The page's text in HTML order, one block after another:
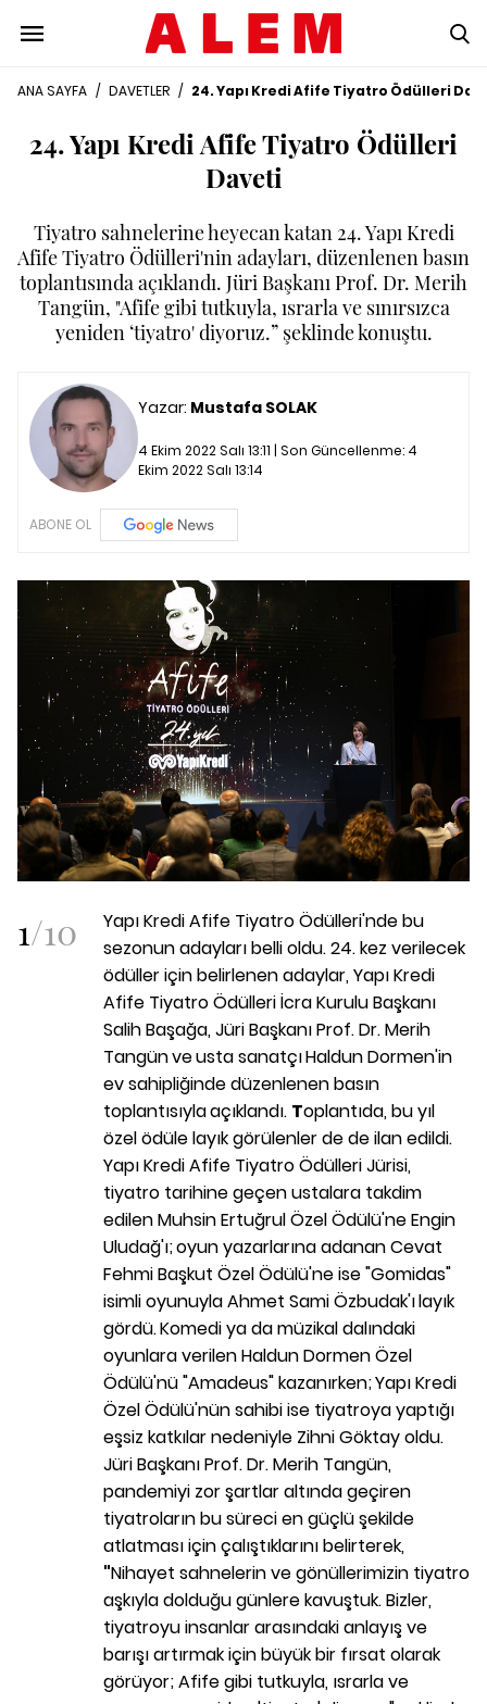
ANA SAYFA / DAVETLER / 24. Yapı Kredi Afife Tiyatro Ödülleri
24. Yapı Kredi Afife Tiyatro Ödülleri
Daveti
Tiyatro sahnelerine heyecan katan 24. Yapı Kredi
Afife Tiyatro Ödülleri'nin adayları, düzenlenen basın
toplantısında açıklandı. Jüri Başkanı Prof. Dr. Merih
Tangün, "Afife gibi tutkuyla, ısrarla ve sınırsızca
yeniden ‘tiyatro' diyoruz.” şeklinde konuştu.
Yazar: Mustafa SOLAK
4 Ekim 2022 Salı 13:11 | Son Güncellenme: 4
Ekim 2022 Salı 13:14
ABONE OL
1/10
Yapı Kredi Afife Tiyatro Ödülleri'nde bu
sezonun adayları belli oldu. 24. kez verilecek
ödüller için belirlenen adaylar, Yapı Kredi
Afife Tiyatro Ödülleri İcra Kurulu Başkanı
Salih Başağa, Jüri Başkanı Prof. Dr. Merih
Tangünveusta sanatçıHaldun Dormen'in
ev sahipliğinde düzenlenen basın
toplantısıylaaçıklandı. Toplantıda, bu yıl
özel ödüle layık görülenler de de ilan edildi.
Yapı Kredi Afife Tiyatro Ödülleri Jürisi,
tiyatro tarihine geçen ustalara takdim
edilen Muhsin Ertuğrul Özel Ödülü'ne Engin
Uludağ'ı;oyun yazarlarına adanan Cevat
Fehmi Başkut Özel Ödülü'ne ise "Gomidas"
isimli oyunuyla Ahmet Sami Özbudak'ılayık
gördü.Komedi ya da müzikal dalındaki
oyunlara verilen Haldun Dormen Özel
Ödülü'nü "Amadeus" kazanırken;Yapı Kredi
Özel Ödülü'nün sahibi ise tiyatroya yaptığı
eşsiz katkılar nedeniyle Zihni Göktay oldu.
Jüri Başkanı Prof. Dr. Merih Tangün,
pandemiyi zor şartlar altında geçiren
tiyatroların bu süreci en güçlü şekilde
atlatması için çalıştıklarını belirterek,
"Nihayet sahnelerin ve gönüllerimizin tiyatro
aşkıyla dolduğu günlere kavuştuk. Bizler,
tiyatroyu insanlar arasındaki anlayış ve
barışı artırmak için büyük bir fırsat olarak
görüyor; Afife gibi tutkuyla, ısrarla ve